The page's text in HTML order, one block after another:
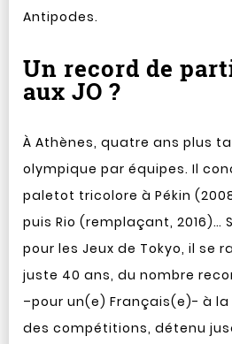
Antipodes.
Un record de
aux JO ?
À Athènes, quatre ans plus
olympique par équipes. Il
paletot tricolore à Pékin
puis Rio (remplaçant, 2016)…
pour les Jeux de Tokyo, il se
juste 40 ans, du nombre
–pour un(e) Français(e)- à
des compétitions, détenu